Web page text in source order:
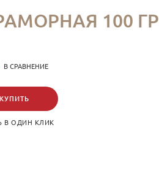
100 ГР
В СРАВНЕНИЕ
КУПИТЬ
В ОДИН КЛИК